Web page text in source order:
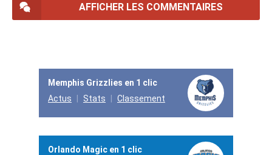
AFFICHER LES COMMENTAIRES
Memphis Grizzlies en 1 clic
Actus
Stats Classement
Orlando Magic en 1 clic